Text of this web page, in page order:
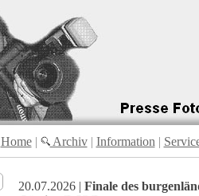
Home| Archiv| Information |
20.07.2026 | Finale des